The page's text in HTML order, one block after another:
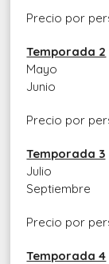
Precio por
Temporada 2
Mayo
3,
Junio 3, 7,
Precio por
Temporada 3
Julio
1, 5,
Septiembre
Precio por
Temporada 4